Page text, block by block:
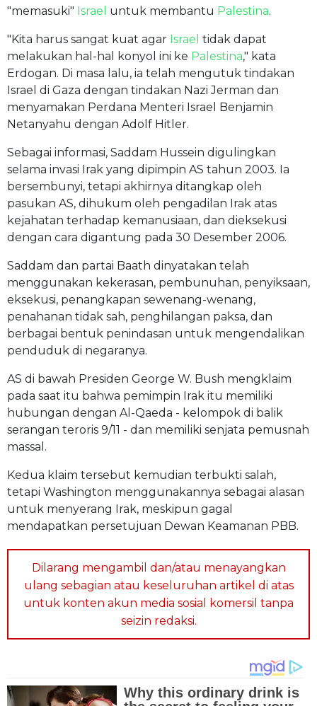
"memasuki" Israel untuk membantu Palestina.
"Kita harus sangat kuat agar Israel tidak dapat
melakukan hal-hal konyol ini ke Palestina," kata
Erdogan. Di masa lalu, ia telah mengutuk tindakan
Israel di Gaza dengan tindakan Nazi Jerman dan
menyamakan Perdana Menteri Israel Benjamin
Netanyahu dengan Adolf Hitler.
Sebagai informasi, Saddam Hussein digulingkan
selama invasi Irak yang dipimpin AS tahun 2003. Ia
bersembunyi, tetapi akhirnya ditangkap oleh
pasukan AS, dihukum oleh pengadilan Irak atas
kejahatan terhadap kemanusiaan, dan dieksekusi
dengan cara digantung pada 30 Desember 2006.
Saddam dan partai Baath dinyatakan telah
menggunakan kekerasan, pembunuhan, penyiksaan,
eksekusi, penangkapan sewenang-wenang,
penahanan tidak sah, penghilangan paksa, dan
berbagai bentuk penindasan untuk mengendalikan
penduduk di negaranya.
AS di bawah Presiden George W. Bush mengklaim
pada saat itu bahwa pemimpin Irak itu memiliki
hubungan dengan Al-Qaeda - kelompok di balik
serangan teroris 9/11 - dan memiliki senjata pemusnah
massal.
Kedua klaim tersebut kemudian terbukti salah,
tetapi Washington menggunakannya sebagai alasan
untuk menyerang Irak, meskipun gagal
mendapatkan persetujuan Dewan Keamanan PBB.
Dilarang mengambil dan/atau menayangkan
ulang sebagian atau keseluruhan artikel di atas
untuk konten akun media sosial komersil tanpa
seizin redaksi.